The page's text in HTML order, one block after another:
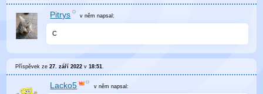
Pitrys v němnapsal:
C
Příspěvek ze27. září 2022 v18:51
Lacko5 v něm napsal: